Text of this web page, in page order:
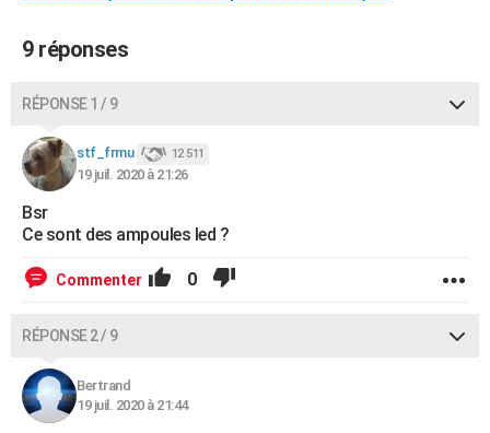
S'inscrire
Se connecter
Lycées
Collèges
Primaires
Universités
Entreprises
Service militaire
Avis de recherche
FORUM
Bricolage
Lifestyle
Culture
Sport
Auto
Television
Voyage
Cinema
9 réponses
RÉPONSE 1 / 9
stf_frmu 12 511
19 juil. 2020 à 21:26
Bsr
Ce sont des ampoules led ?
Commenter 0
RÉPONSE 2 / 9
Bertrand
19 juil. 2020 à 21:44